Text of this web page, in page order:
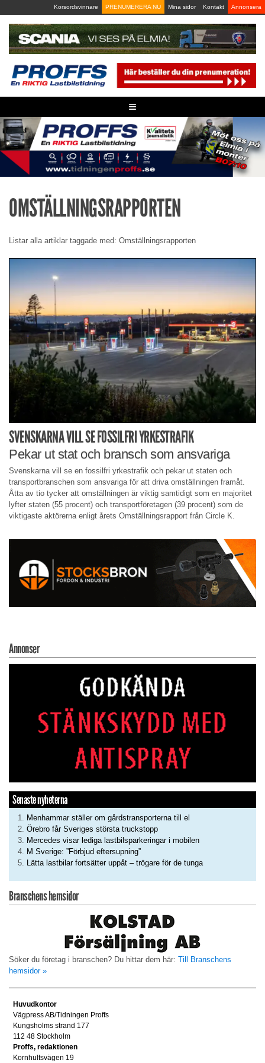
to
content
Korsordsvinnare PRENUMERERA NU Mina sidor Kontakt Annonsera
≡
OMSTÄLLNINGSRAPPORTEN
Listar alla artiklar taggade med: Omställningsrapporten
SVENSKARNA VILL SE FOSSILFRI YRKESTRAFIK
Pekar ut stat och bransch som ansvariga
Svenskarna vill se en fossilfri yrkestrafik och pekar ut staten och
transportbranschen som ansvariga för att driva omställningen framåt.
Åtta av tio tycker att omställningen är viktig samtidigt som en majoritet
lyfter staten (55 procent) och transportföretagen (39 procent) som de
viktigaste aktörerna enligt årets Omställningsrapport från Circle K.
Annonser
Senaste nyheterna
Menhammar ställer om gårdstransporterna till el
Örebro får Sveriges största truckstopp
Mercedes visar lediga lastbilsparkeringar i mobilen
M Sverige: ”Förbjud eftersupning”
Lätta lastbilar fortsätter uppåt – trögare för de tunga
Branschens hemsidor
Söker du företag i branschen? Du hittar dem här: Till Branschens
hemsidor »
Huvudkontor
Vägpress AB/Tidningen Proffs
Kungsholms strand 177
112 48 Stockholm
Proffs, redaktionen
Kornhultsvägen 19